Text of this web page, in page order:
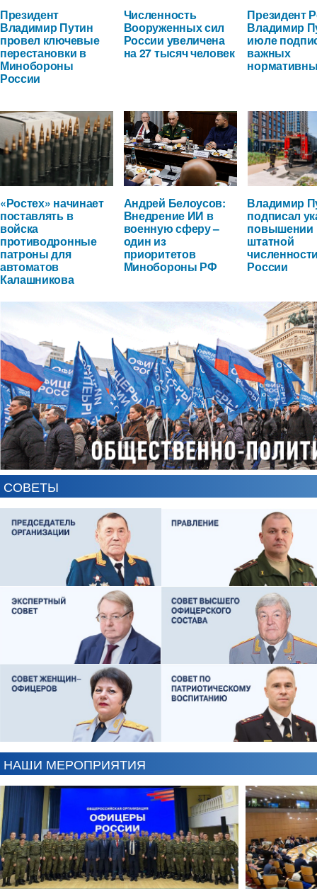
Президент
Владимир Путин
провел ключевые
перестановки в
Минобороны
России
Численность
Вооруженных сил
России увеличена
на 27 тысяч человек
Президент
Владимир
июле
важных
«Ростех» начинает
поставлять в
войска
противодронные
патроны для
автоматов
Калашникова
Андрей Белоусов:
Внедрение ИИ в
военную сферу –
один из
приоритетов
Минобороны РФ
Владимир
подписал
повышении
штатной
России
СОВЕТЫ
НАШИ МЕРОПРИЯТИЯ
ЕВГЕНИЙ ЧЕРДАКОВ ОЛЕГ ЛОГУНОВ